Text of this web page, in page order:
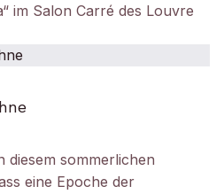
im Salon Carré des Louvre
diesem sommerlichen
eine Epoche der